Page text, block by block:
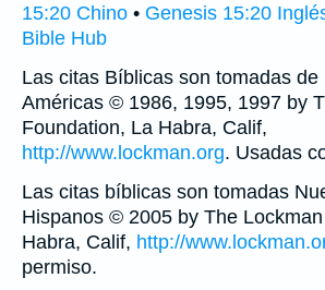
15:20 Chino • Genesis 15:20
Bible Hub
Las citas Bíblicas son tomadas
Américas © 1986, 1995, 1997 by
Foundation, La Habra, Calif,
http://www.lockman.org. Usadas
Las citas bíblicas son tomadas
Hispanos © 2005 by The
Habra, Calif, http://
permiso.